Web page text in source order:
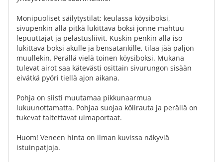
Monipuoliset säilytystilat: keulassa köysiboksi,
sivupenkin alla pitkä lukittava boksi jonne mahtuu
lepuuttajat ja pelastusliivit. Kuskin penkin alla iso
lukittava boksi akulle ja bensatankille, tilaa jää paljon
muullekin. Perällä vielä toinen köysiboksi. Mukana
tulevat airot saa kätevästi osittain sivurungon sisään
eivätkä pyöri tiellä ajon aikana.
Pohja on siisti muutamaa pikkunaarmua
lukuunottamatta. Pohjaa suojaa kölirauta ja perällä on
tukevat taitettavat uimaportaat.
Huom! Veneen hinta on ilman kuvissa näkyviä
istuinpatjoja.